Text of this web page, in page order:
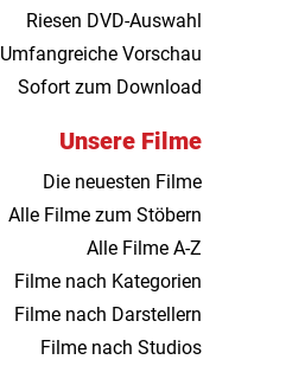
Riesen DVD-Auswahl
Umfangreiche Vorschau
Sofort zum Download
Unsere Filme
Die neuesten Filme
Alle Filme zum Stöbern
Alle Filme A-Z
Filme nach Kategorien
Filme nach Darstellern
Filme nach Studios